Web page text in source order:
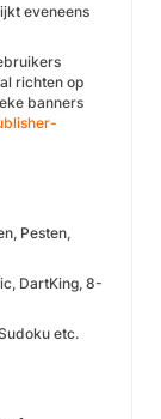
eveneens
richten op
banners
Pesten,
DartKing, 8-
etc.